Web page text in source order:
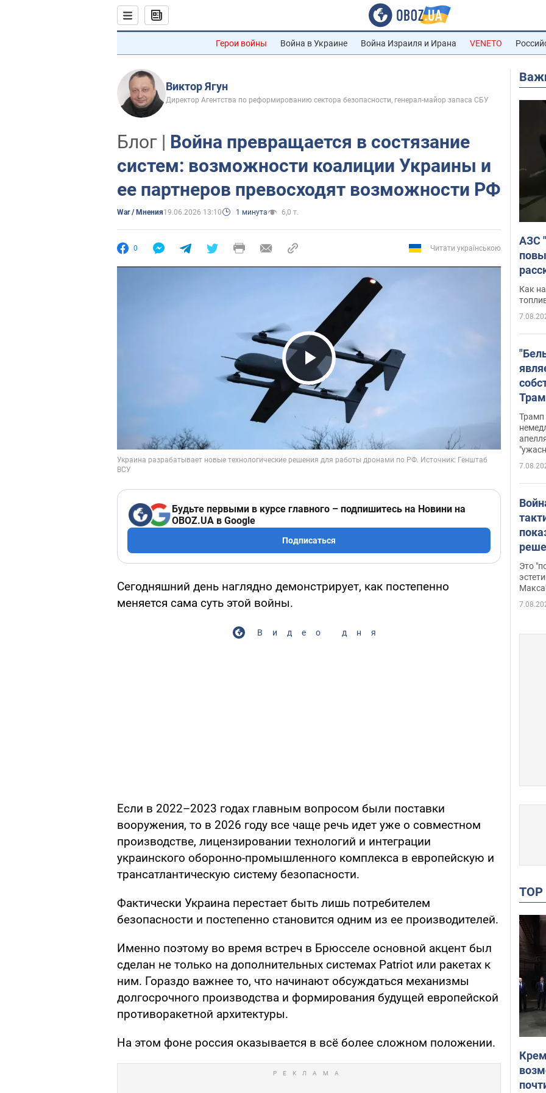
Герои войны Война в Украине Война Израиля и Ирана VENETO
Виктор Ягун
Директор Агентства по реформированию сектора безопасности, генерал-майор запаса СБУ
Блог | Война превращается в состязание
систем: возможности коалиции Украины и
ее партнеров превосходят возможности РФ
War / Мнения19.06.2026 13:10 1 минута 6,0 т.
0 Читати українською
Play Video
Будьте первыми в курсе главного – подпишитесь на Новини на
OBOZ.UA в Google
Подписаться
Сегодняшний день наглядно демонстрирует, как постепенно
меняется сама суть этой войны.
Видео дня
Если в 2022–2023 годах главным вопросом были поставки
вооружения, то в 2026 году все чаще речь идет уже о совместном
производстве, лицензировании технологий и интеграции
украинского оборонно-промышленного комплекса в европейскую и
трансатлантическую систему безопасности.
Фактически Украина перестает быть лишь потребителем
безопасности и постепенно становится одним из ее производителей.
Именно поэтому во время встреч в Брюсселе основной акцент был
сделан не только на дополнительных системах Patriot или ракетах к
ним. Гораздо важнее то, что начинают обсуждаться механизмы
долгосрочного производства и формирования будущей европейской
противоракетной архитектуры.
На этом фоне россия оказывается в всё более сложном положении.
АЗС
Как
Трамп
Это